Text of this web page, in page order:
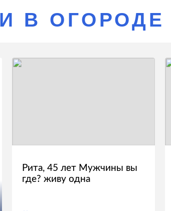
В ОГОРОДЕ
Рита, 45 лет Мужчины вы
где? живу одна